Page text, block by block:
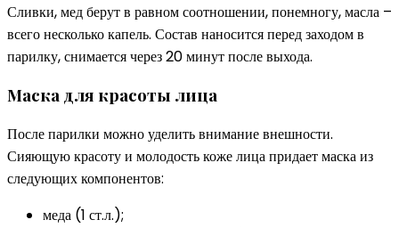
Сливки, мед берут в равном соотношении, понемногу, масла –
всего несколько капель. Состав наносится перед заходом в
парилку, снимается через 20 минут после выхода.
Маска для красоты лица
После парилки можно уделить внимание внешности.
Сияющую красоту и молодость коже лица придает маска из
следующих компонентов:
меда (1 ст.л.);